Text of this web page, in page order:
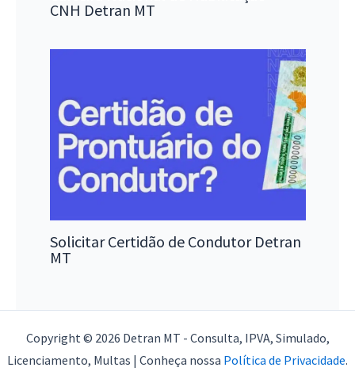
CNH Detran MT
Solicitar Certidão de Condutor Detran
MT
Copyright © 2026 Detran MT - Consulta, IPVA, Simulado,
Licenciamento, Multas | Conheça nossa Política de Privacidade.